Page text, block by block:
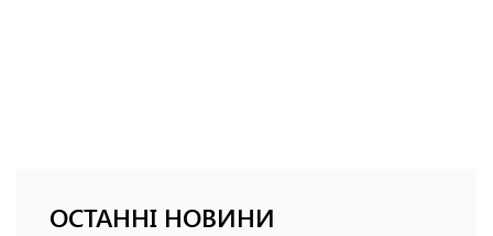
ОСТАННІ НОВИНИ